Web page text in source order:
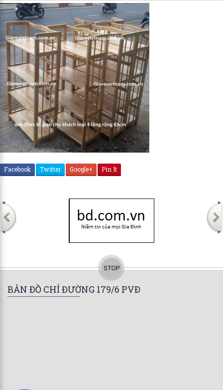
Facebook Twitter Google+ Pin It
BẢN ĐỒ CHỈ ĐƯỜNG 179/6 PVĐ